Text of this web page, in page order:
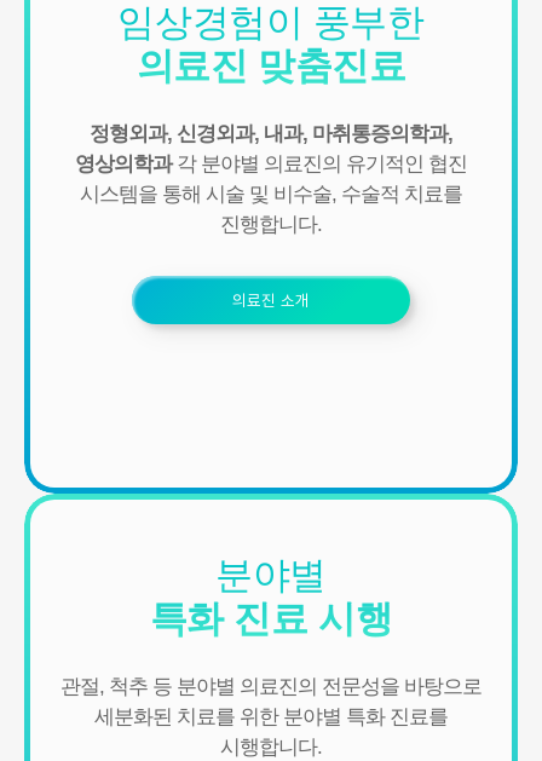
임상경험이 풍부한
의료진 맞춤진료
정형외과, 신경외과, 내과, 마취통증의학과,
영상의학과각 분야별 의료진의 유기적인 협진
시스템을 통해 시술 및 비수술, 수술적 치료를
진행합니다.
의료진 소개
분야별
특화 진료 시행
관절, 척추 등 분야별 의료진의 전문성을 바탕으로
세분화된 치료를 위한 분야별 특화 진료를
시행합니다.
- 홈페이지, 온라인상담, 전화상담, 카카오톡상담, 실시간상담, 상담
신청, 서면양식, 팩스, 전화, 게시판, 이메일
3. 서비스 이용과정에서 아래와 같은 정보들이 자동으로 생성되어 수
- IP Address, 쿠키, 방문 일시, 서비스 이용 기록, 불량 이용 기록
■ 개인정보의 수집 및 이용목적
연세바로척병원에서는 개인정보를 다음의 목적이외의 용도로는 이
용하지 않으며 이용 목적이 변경될 경우에는 동의를 받아 처리하겠
- 진료정보: 진단 및 치료를 위한 진료서비스와 청구, 수납 및 환급 등
2. 회원관리
서비스 이용에 따른 본인확인, 개인 식별, 불량회원의 부정 이용 방지
동의여부 확인, 추후 법정대리인 본인확인, 분쟁 조정을 위한 기록보
존, 불만처리 등 민원처리, 고지사항 전달, 회원 관리를 위한 각종 정
보 제공, 소식 전달, 설문조사
- 신규 서비스 개발 및 맞춤 서비스 제공, 이벤트 및 광고성 정보 제공
및 참여기회 제공
- 이벤트 프로모션에 참여하거나 선택형 서비스를 이용하려는 경우
회원의 별도 동의 하에 아래의 정보를 수집할 수 있습니다.